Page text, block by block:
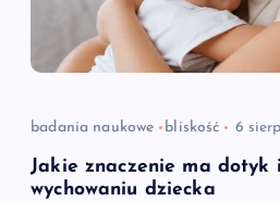
badania naukowe bliskość 6
Jakie znaczenie ma dotyk
wychowaniu dziecka